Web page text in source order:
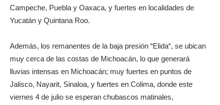
Campeche, Puebla y Oaxaca, y fuertes en localidades de
Yucatán y Quintana Roo.
Además, los remanentes de la baja presión “Elida“, se ubican
muy cerca de las costas de Michoacán, lo que generará
lluvias intensas en Michoacán; muy fuertes en puntos de
Jalisco, Nayarit, Sinaloa, y fuertes en Colima, donde este
viernes 4 de julio se esperan chubascos matinales,